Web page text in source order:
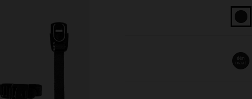
één
maat